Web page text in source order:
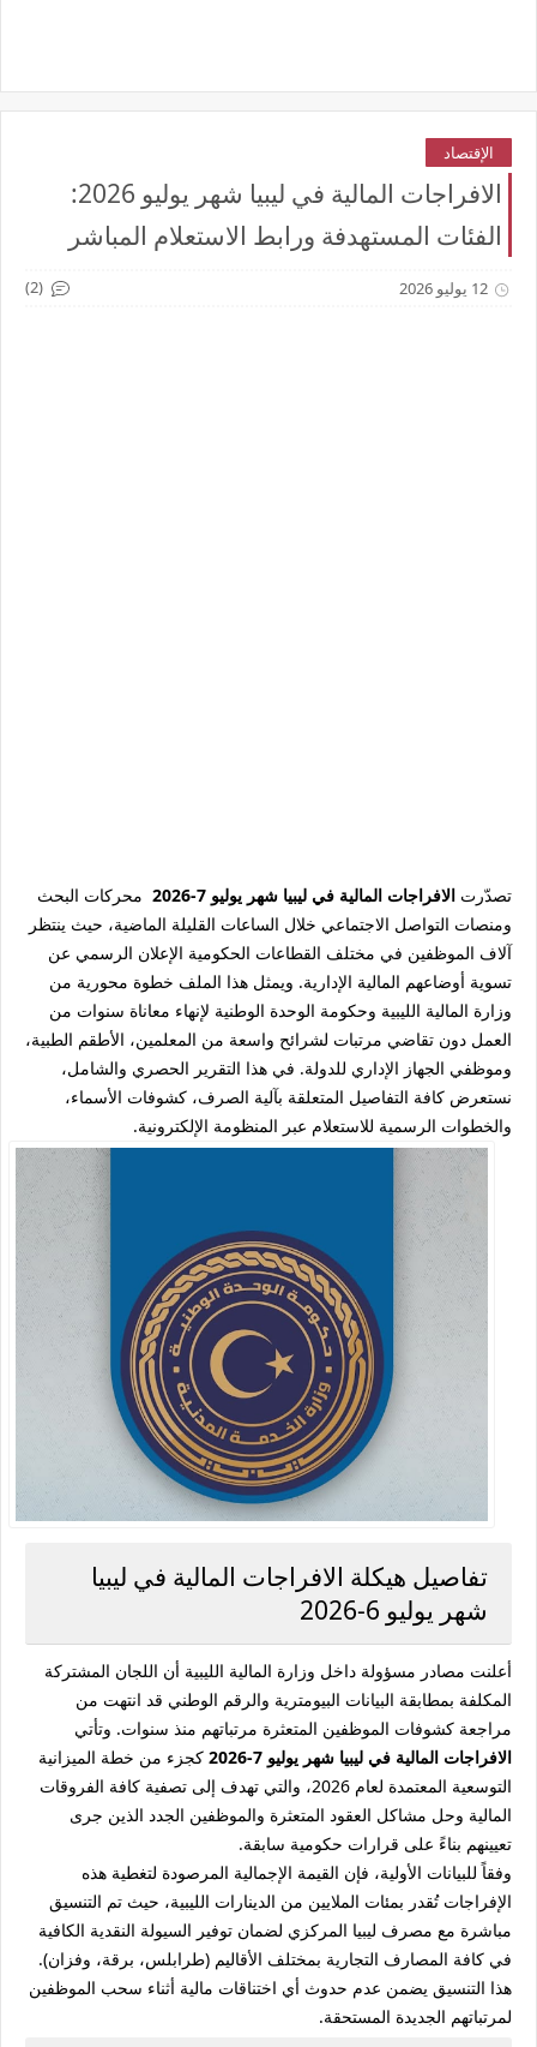
الإقتصاد
الافراجات المالية في ليبيا شهر يوليو 2026:
الفئات المستهدفة ورابط الاستعلام المباشر
12 يوليو 2026 (2)
تصدّرت الافراجات المالية في ليبيا شهر يوليو 7-2026
محركات البحث
ومنصات التواصل الاجتماعي خلال الساعات القليلة الماضية، حيث ينتظر
آلاف الموظفين في مختلف القطاعات الحكومية الإعلان الرسمي عن
تسوية أوضاعهم المالية الإدارية. ويمثل هذا الملف خطوة محورية من
وزارة المالية الليبية وحكومة الوحدة الوطنية لإنهاء معاناة سنوات من
العمل دون تقاضي مرتبات لشرائح واسعة من المعلمين، الأطقم الطبية،
وموظفي الجهاز الإداري للدولة. في هذا التقرير الحصري والشامل،
نستعرض كافة التفاصيل المتعلقة بآلية الصرف، كشوفات الأسماء،
والخطوات الرسمية للاستعلام عبر المنظومة الإلكترونية.
تفاصيل هيكلة الافراجات المالية في ليبيا
شهر يوليو 6-2026
أعلنت مصادر مسؤولة داخل وزارة المالية الليبية أن اللجان المشتركة
المكلفة بمطابقة البيانات البيومترية والرقم الوطني قد انتهت من
مراجعة كشوفات الموظفين المتعثرة مرتباتهم منذ سنوات. وتأتي
الافراجات المالية في ليبيا شهر يوليو 7-2026
كجزء من خطة الميزانية
التوسعية المعتمدة لعام 2026، والتي تهدف إلى تصفية كافة الفروقات
المالية وحل مشاكل العقود المتعثرة والموظفين الجدد الذين جرى
تعيينهم بناءً على قرارات حكومية سابقة.
وفقاً للبيانات الأولية، فإن القيمة الإجمالية المرصودة لتغطية هذه
الإفراجات تُقدر بمئات الملايين من الدينارات الليبية، حيث تم التنسيق
مباشرة مع مصرف ليبيا المركزي لضمان توفير السيولة النقدية الكافية
في كافة المصارف التجارية بمختلف الأقاليم (طرابلس، برقة، وفزان).
هذا التنسيق يضمن عدم حدوث أي اختناقات مالية أثناء سحب الموظفين
لمرتباتهم الجديدة المستحقة.